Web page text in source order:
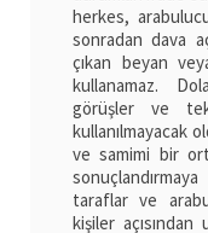
herkes,
sonradan dava
çıkan beyan
kullanamaz.
görüşler ve
kullanılmayacak
ve samimi bir
taraflar ve
kişiler açısından